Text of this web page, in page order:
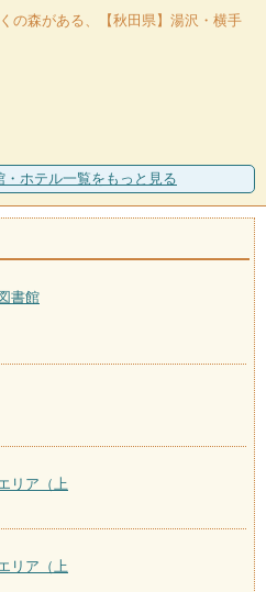
の森がある、【秋田県】湯沢・横手
・ホテル一覧をもっと見る
書館
リア（上
リア（上